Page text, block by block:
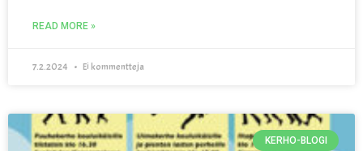
READ MORE »
7.2.2024 Ei kommentteja
KERHO-BLOGI